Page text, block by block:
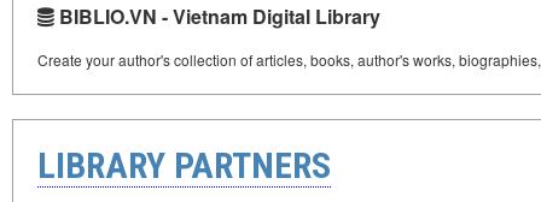
BIBLIO.VN - Vietnam Digital Library
Create your author's collection of articles, books, author's works,
LIBRARY PARTNERS